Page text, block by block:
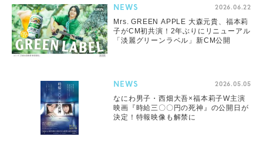
NEWS 2026.06.22
Mrs. GREEN APPLE 大森元貴、福本莉
子がCM初共演！2年ぶりにリニューアル
「淡麗グリーンラベル」新CM公開
NEWS 2026.05.05
なにわ男子・西畑大吾×福本莉子W主演
映画『時給三〇〇円の死神』の公開日が
決定！特報映像も解禁に